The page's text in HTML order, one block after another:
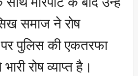
समाज ने रोष
पुलिस की एकतरफा
रोष व्याप्त है।